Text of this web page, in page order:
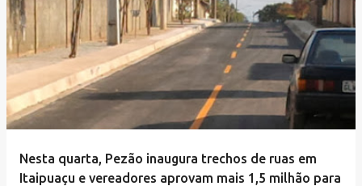
Nesta quarta, Pezão inaugura trechos de ruas em
Itaipuaçu e vereadores aprovam mais 1,5 milhão para